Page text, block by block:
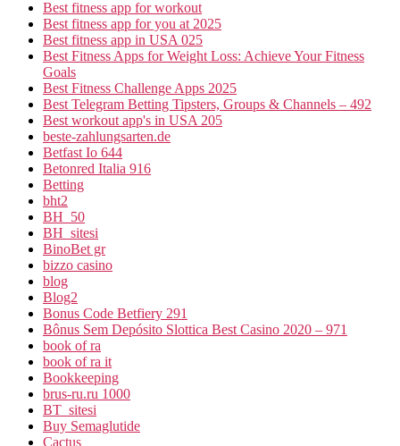
Best fitness app for workout
Best fitness app for you at 2025
Best fitness app in USA 025
Best Fitness Apps for Weight Loss: Achieve Your Fitness
Goals
Best Fitness Challenge Apps 2025
Best Telegram Betting Tipsters, Groups & Channels – 492
Best workout app's in USA 205
beste-zahlungsarten.de
Betfast Io 644
Betonred Italia 916
Betting
bht2
BH_50
BH_sitesi
BinoBet gr
bizzo casino
blog
Blog2
Bonus Code Betfiery 291
Bônus Sem Depósito Slottica Best Casino 2020 – 971
book of ra
book of ra it
Bookkeeping
brus-ru.ru 1000
BT_sitesi
Buy Semaglutide
Cactus